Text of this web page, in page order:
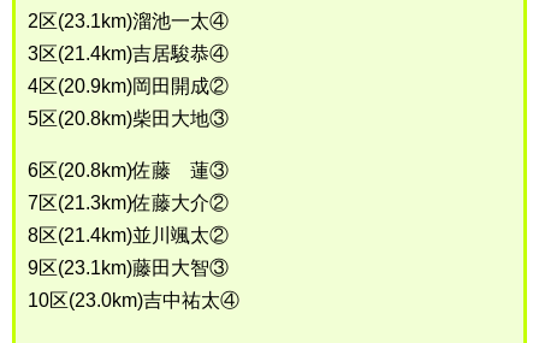
2区(23.1km)溜池一太④
3区(21.4km)吉居駿恭④
4区(20.9km)岡田開成②
5区(20.8km)柴田大地③
6区(20.8km)佐藤 蓮③
7区(21.3km)佐藤大介②
8区(21.4km)並川颯太②
9区(23.1km)藤田大智③
10区(23.0km)吉中祐太④